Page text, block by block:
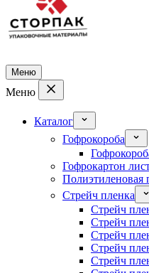
Меню
Меню
Каталог
Гофрокороба
Гофрокартон
Стрейч пленка
Стрейч
Стрейч
Стрейч
Стрейч
Стрейч